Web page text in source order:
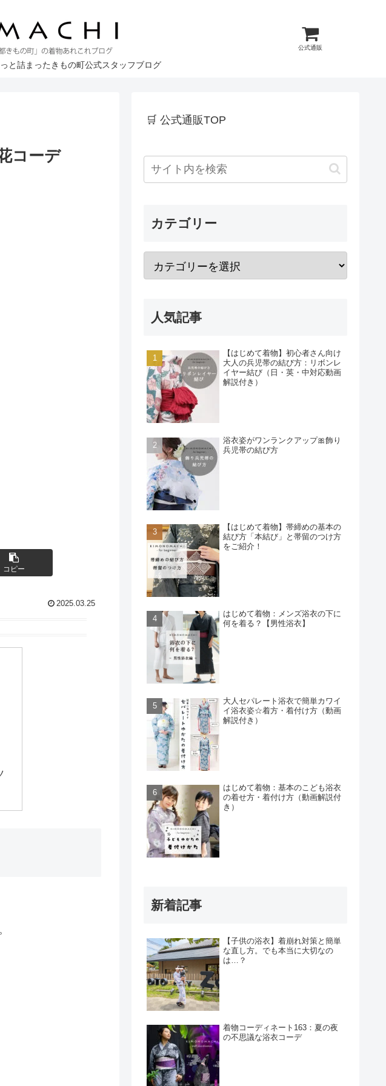
公式通販
と詰まったきもの町公式スタッフブログ
コーデ
コピー
2025.03.25
🛒 公式通販TOP
カテゴリー
人気記事
【はじめて着物】初心者さん向け
大人の兵児帯の結び方：リボンレ
イヤー結び（日・英・中対応動画
解説付き）
浴衣姿がワンランクアップ🎀飾り
兵児帯の結び方
【はじめて着物】帯締めの基本の
結び方「本結び」と帯留のつけ方
をご紹介！
はじめて着物：メンズ浴衣の下に
何を着る？【男性浴衣】
大人セパレート浴衣で簡単カワイ
イ浴衣姿☆着方・着付け方（動画
解説付き）
はじめて着物：基本のこども浴衣
の着せ方・着付け方（動画解説付
き）
新着記事
【子供の浴衣】着崩れ対策と簡単
な直し方。でも本当に大切なの
は…？
着物コーディネート163：夏の夜
の不思議な浴衣コーデ